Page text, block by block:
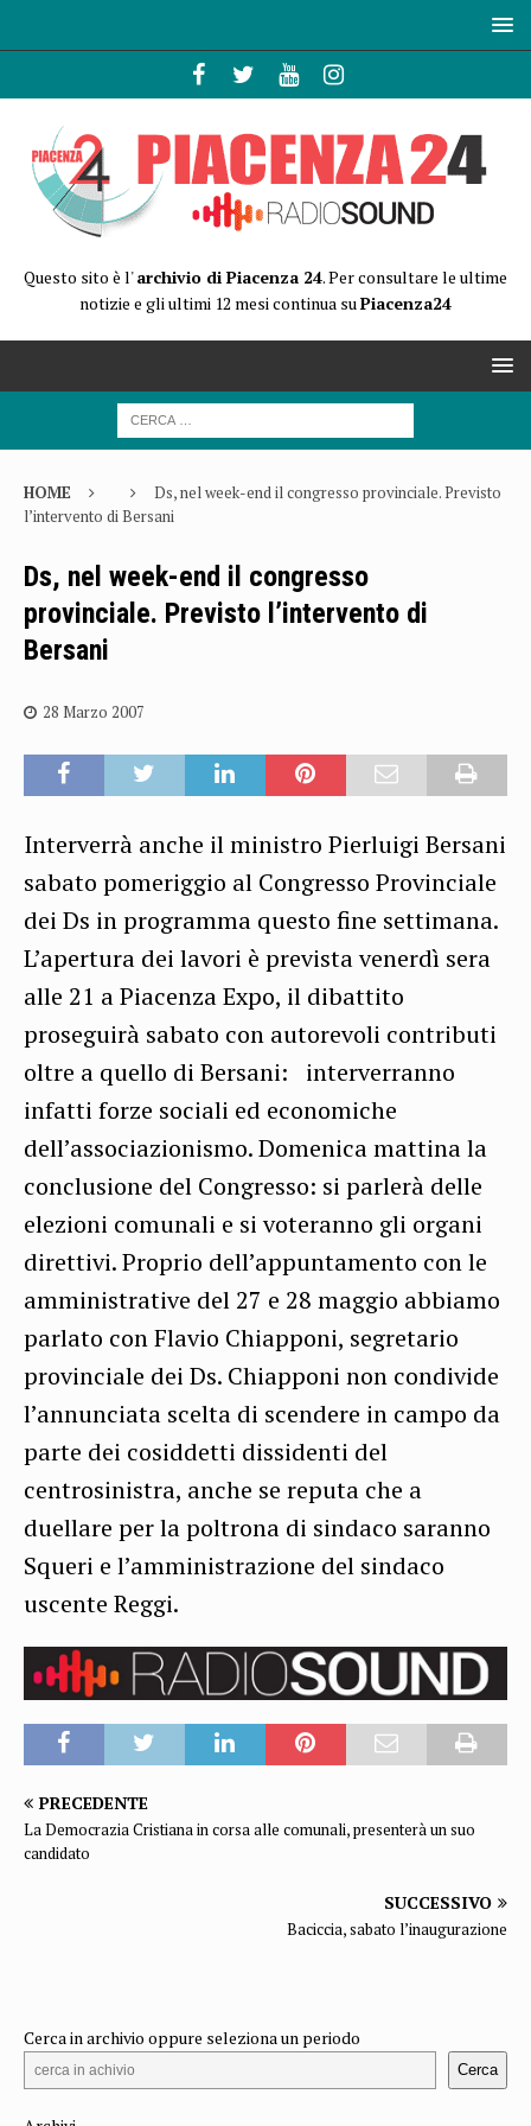
Questo sito è l'archivio di Piacenza 24. Per consultare le ultime
notizie e gli ultimi 12 mesi continua suPiacenza24
HOME
Ds, nel week-end il congresso provinciale. Previsto
l’intervento di Bersani
Ds, nel week-end il congresso
provinciale. Previsto l’intervento di
Bersani
28 Marzo 2007
Interverrà anche il ministro Pierluigi Bersani
sabato pomeriggio al Congresso Provinciale
dei Ds in programma questo fine settimana.
L’apertura dei lavori è prevista venerdì sera
alle 21 a Piacenza Expo, il dibattito
proseguirà sabato con autorevoli contributi
oltre a quello di Bersani: interverranno
infatti forze sociali ed economiche
dell’associazionismo. Domenica mattina la
conclusione del Congresso: si parlerà delle
elezioni comunali e si voteranno gli organi
direttivi. Proprio dell’appuntamento con le
amministrative del 27 e 28 maggio abbiamo
parlato con Flavio Chiapponi, segretario
provinciale dei Ds. Chiapponi non condivide
l’annunciata scelta di scendere in campo da
parte dei cosiddetti dissidenti del
centrosinistra, anche se reputa che a
duellare per la poltrona di sindaco saranno
Squeri e l’amministrazione del sindaco
uscente Reggi.
PRECEDENTE
La Democrazia Cristiana in corsa alle comunali, presenterà un suo
candidato
SUCCESSIVO
Baciccia, sabato l’inaugurazione
Cerca in archivio oppure seleziona un periodo
Cerca